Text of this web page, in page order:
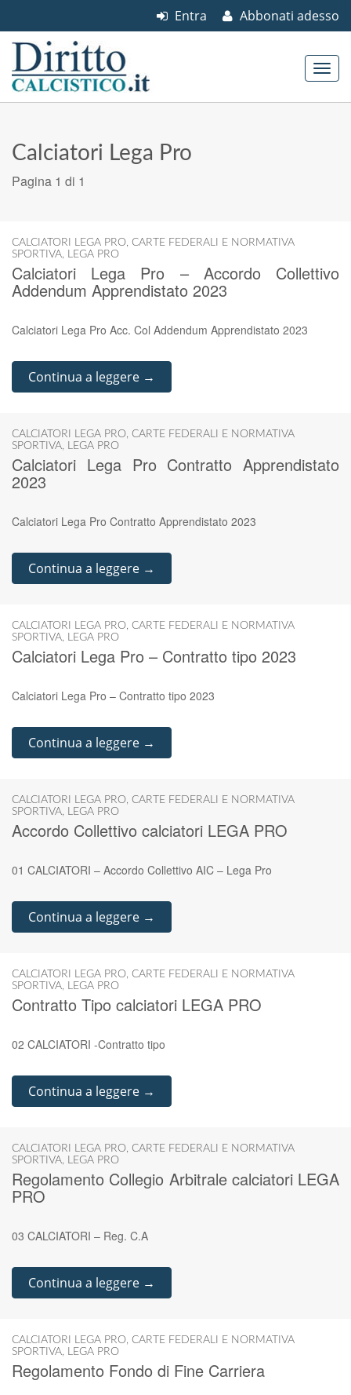
Abbonati adesso
Entra
Calciatori Lega Pro
Pagina 1 di 1
CALCIATORI LEGA PRO, CARTE FEDERALI E NORMATIVA
SPORTIVA, LEGA PRO
Calciatori Lega Pro – Accordo Collettivo
Addendum Apprendistato 2023
Calciatori Lega Pro Acc. Col Addendum Apprendistato 2023
Continua a leggere →
CALCIATORI LEGA PRO, CARTE FEDERALI E NORMATIVA
SPORTIVA, LEGA PRO
Calciatori Lega Pro Contratto Apprendistato
2023
Calciatori Lega Pro Contratto Apprendistato 2023
Continua a leggere →
CALCIATORI LEGA PRO, CARTE FEDERALI E NORMATIVA
SPORTIVA, LEGA PRO
Calciatori Lega Pro – Contratto tipo 2023
Calciatori Lega Pro – Contratto tipo 2023
Continua a leggere →
CALCIATORI LEGA PRO, CARTE FEDERALI E NORMATIVA
SPORTIVA, LEGA PRO
Accordo Collettivo calciatori LEGA PRO
01 CALCIATORI – Accordo Collettivo AIC – Lega Pro
Continua a leggere →
CALCIATORI LEGA PRO, CARTE FEDERALI E NORMATIVA
SPORTIVA, LEGA PRO
Contratto Tipo calciatori LEGA PRO
02 CALCIATORI -Contratto tipo
Continua a leggere →
CALCIATORI LEGA PRO, CARTE FEDERALI E NORMATIVA
SPORTIVA, LEGA PRO
Regolamento Collegio Arbitrale calciatori LEGA
PRO
03 CALCIATORI – Reg. C.A
Continua a leggere →
CALCIATORI LEGA PRO, CARTE FEDERALI E NORMATIVA
SPORTIVA, LEGA PRO
Regolamento Fondo di Fine Carriera